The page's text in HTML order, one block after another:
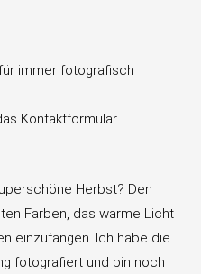
immer fotografisch
Kontaktformular.
Herbst? Den
Farben, das warme Licht
einzufangen. Ich habe die
fotografiert und bin noch